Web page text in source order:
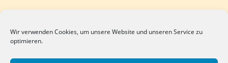
Wir verwenden Cookies, um unsere Website und unseren Service zu
optimieren.
Berlin Shake R'n'R Weekender #5